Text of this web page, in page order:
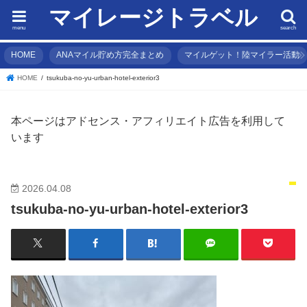
マイレージトラベル search
menu
HOME ANAマイル貯め方完全まとめ マイルゲット！陸マイラー活動
HOME tsukuba-no-yu-urban-hotel-exterior3
本ページはアドセンス・アフィリエイト広告を利用して
います
2026.04.08
tsukuba-no-yu-urban-hotel-exterior3